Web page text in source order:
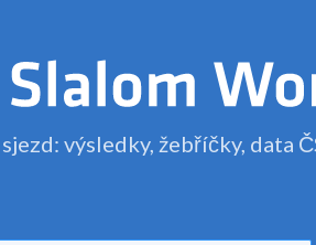
výsledky, žebříčky, data